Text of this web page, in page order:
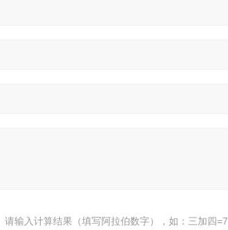
请输入计算结果（填写阿拉伯数字），如：三加四=7